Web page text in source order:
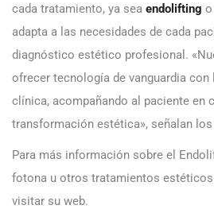
cada tratamiento, ya sea endolifting
adapta a las necesidades de cada
diagnóstico estético profesional.
ofrecer tecnología de vanguardia con
clínica, acompañando al paciente en
transformación estética», señalan
Para más información sobre el
fotona u otros tratamientos
visitar su web.